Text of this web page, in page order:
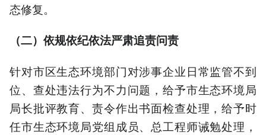
态修复。
（二）依规依纪依法严肃追责问责
针对市区生态环境部门对涉事企业日常监管不到
位、查处违法行为不力问题，给予市生态环境局
局长批评教育、责令作出书面检查处理，给予时
任市生态环境局党组成员、总工程师诫勉处理，